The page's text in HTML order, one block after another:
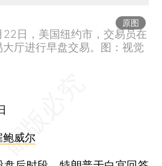
原图
日，美国纽约市，交易员在
厅进行早盘交易。图：视觉
威尔